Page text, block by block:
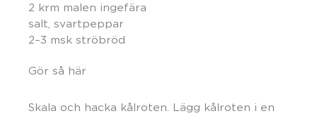
2 krm malen ingefära
salt, svartpeppar
2–3 msk ströbröd
Gör så här
Skala och hacka kålroten. Lägg kålroten i en